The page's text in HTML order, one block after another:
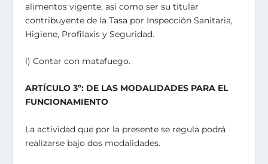
alimentos vigente, así como ser su titular
contribuyente de la Tasa por Inspección Sanitaria,
Higiene, Profilaxis y Seguridad.
l) Contar con matafuego.
ARTÍCULO 3º: DE LAS MODALIDADES PARA EL
FUNCIONAMIENTO
La actividad que por la presente se regula podrá
realizarse bajo dos modalidades.